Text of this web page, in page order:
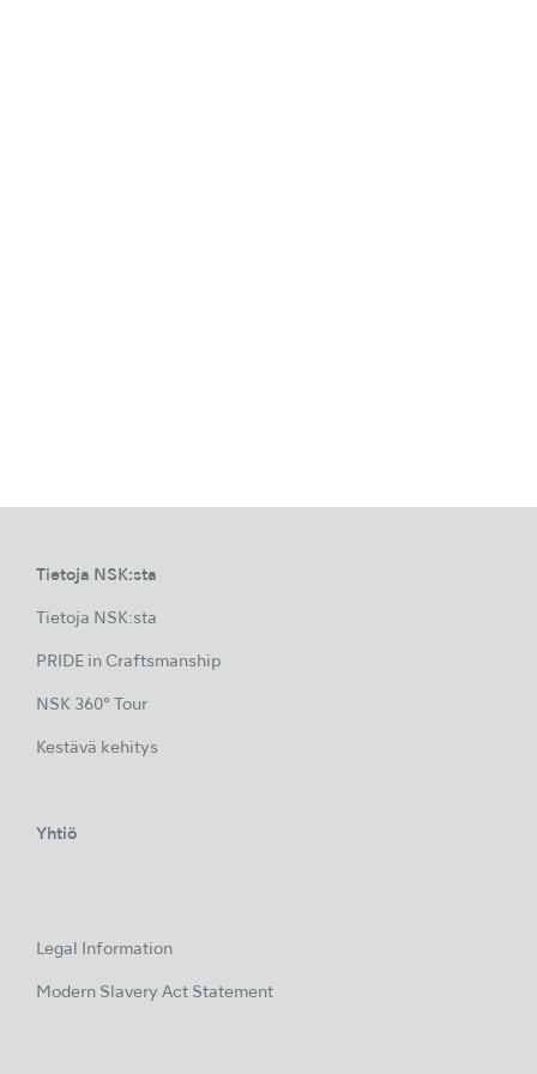
Tietoja NSK:sta
Tietoja NSK:sta
PRIDE in Craftsmanship
NSK 360° Tour
Kestävä kehitys
Yhtiö
Legal Information
Modern Slavery Act Statement